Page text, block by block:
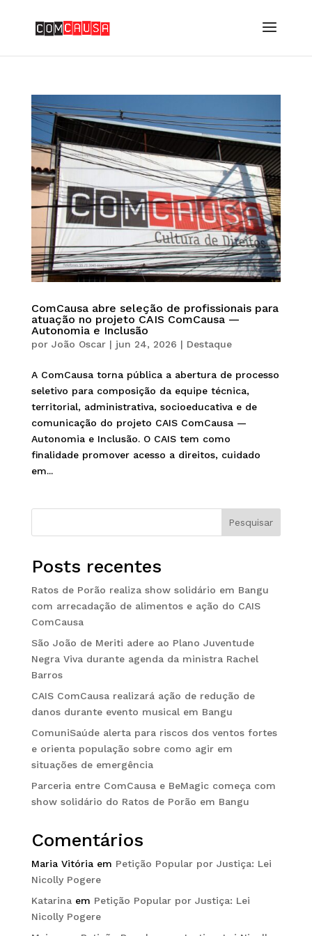
ComCausa abre seleção de profissionais para
atuação no projeto CAIS ComCausa —
Autonomia e Inclusão
por João Oscar| jun 24, 2026 | Destaque
A ComCausa torna pública a abertura de processo
seletivo para composição da equipe técnica,
territorial, administrativa, socioeducativa e de
comunicação do projeto CAIS ComCausa —
Autonomia e Inclusão. O CAIS tem como
finalidade promover acesso a direitos, cuidado
em...
Pesquisar
Posts recentes
Ratos de Porão realiza show solidário em Bangu
com arrecadação de alimentos e ação do CAIS
ComCausa
São João de Meriti adere ao Plano Juventude
Negra Viva durante agenda da ministra Rachel
Barros
CAIS ComCausa realizará ação de redução de
danos durante evento musical em Bangu
ComuniSaúde alerta para riscos dos ventos fortes
e orienta população sobre como agir em
situações de emergência
Parceria entre ComCausa e BeMagic começa com
show solidário do Ratos de Porão em Bangu
Comentários
Maria Vitóriaem Petição Popular por Justiça: Lei
Nicolly Pogere
Katarinaem Petição Popular por Justiça: Lei
Nicolly Pogere